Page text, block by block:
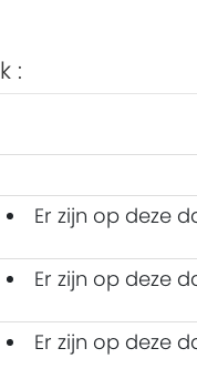
:
Er zijn op deze
Er zijn op deze
Er zijn op deze